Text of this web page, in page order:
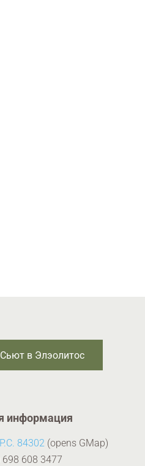
в Элэолитос
информация
84302 (opens GMap)
698 608 3477